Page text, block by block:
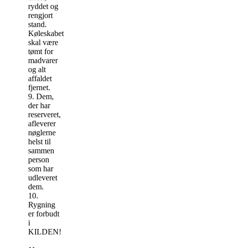
ryddet og
rengjort
stand.
Køleskabet
skal være
tømt for
madvarer
og alt
affaldet
fjernet.
9. Dem,
der har
reserveret,
afleverer
nøglerne
helst til
sammen
person
som har
udleveret
dem.
10.
Rygning
er forbudt
i
KILDEN!